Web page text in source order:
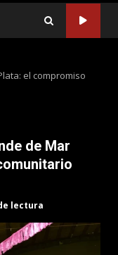
el compromiso
de Mar
lectura